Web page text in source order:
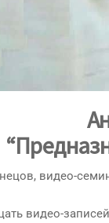
видео-
видео-